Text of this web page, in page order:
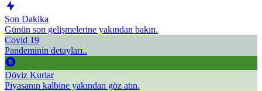
Son Dakika
Günün son gelişmelerine yakından bakın.
Covid 19
Pandeminin detayları..
Döviz Kurlar
Piyasanın kalbine yakından göz atın.